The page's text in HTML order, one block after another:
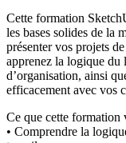
Cette formation
les bases solides de la
présenter vos projets
apprenez la logique du
d’organisation, ainsi
efficacement avec vos
Ce que cette formation
• Comprendre la